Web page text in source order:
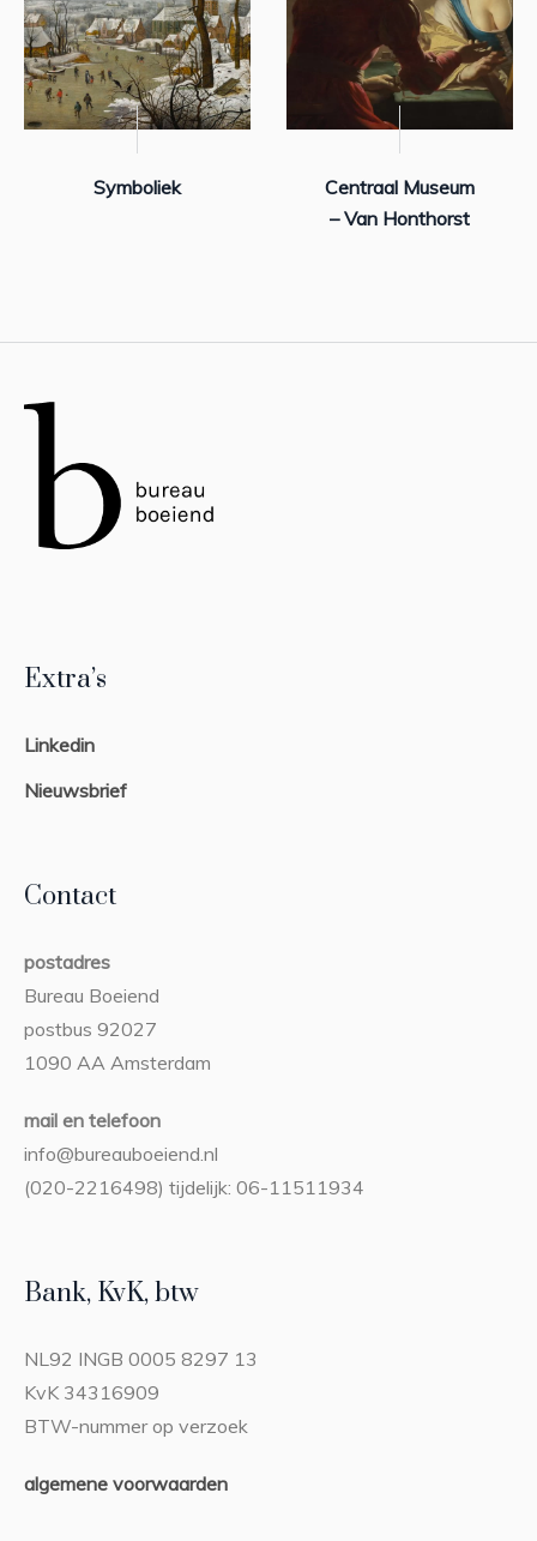
Symboliek
Centraal Museum
– Van Honthorst
Extra’s
Linkedin
Nieuwsbrief
Contact
postadres
Bureau Boeiend
postbus 92027
1090 AA Amsterdam
mail en telefoon
info@bureauboeiend.nl
(020-2216498) tijdelijk: 06-11511934
Bank, KvK, btw
NL92 INGB 0005 8297 13
KvK 34316909
BTW-nummer op verzoek
algemene voorwaarden